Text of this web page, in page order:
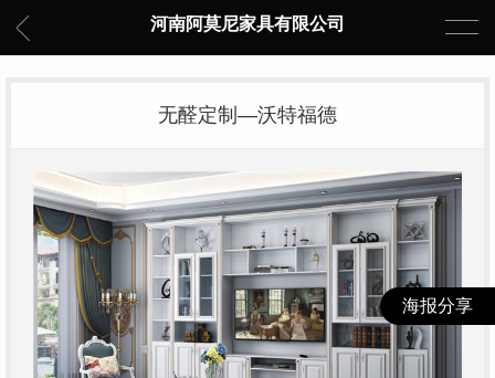
河南阿莫尼家具有限公司
无醛定制—沃特福德
海报分享